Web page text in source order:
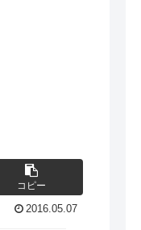
コピー
2016.05.07